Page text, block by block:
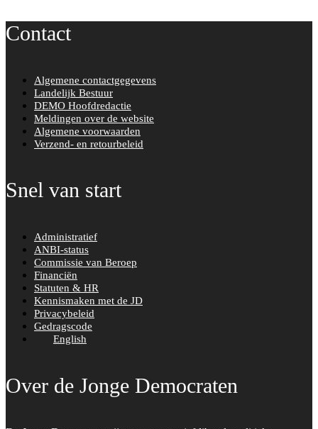
Contact
Algemene contactgegevens
Landelijk Bestuur
DEMO Hoofdredactie
Meldingen over de website
Algemene voorwaarden
Verzend- en retourbeleid
Snel van start
Administratief
ANBI-status
Commissie van Beroep
Financiën
Statuten & HR
Kennismaken met de JD
Privacybeleid
Gedragscode
English
Over de Jonge Democraten